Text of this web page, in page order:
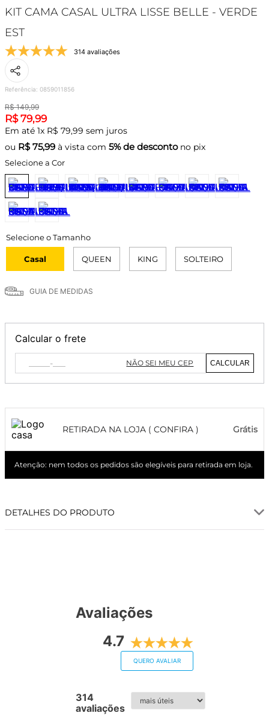
KIT CAMA CASAL ULTRA LISSE BELLE - VERDE
EST
314 avaliações
Referência: 0859011856
R$ 149,99
R$ 79,99
Em até 1x R$ 79,99 sem juros
ou R$ 75,99 à vista com 5% de descontono pix
Selecione a Cor
Casal QUEEN KING SOLTEIRO
GUIA DE MEDIDAS
Calcular o frete
NÃO SEI MEU CEP CALCULAR
RETIRADA NA LOJA ( CONFIRA ) Grátis
Atenção: nem todos os pedidos são elegíveis para retirada em loja.
DETALHES DO PRODUTO
Avaliações
4.7
QUERO AVALIAR
314
avaliações